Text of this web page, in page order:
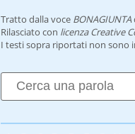
Tratto dalla voce BONAGIUNTA
Rilasciato con licenza Creative
I testi sopra riportati non sono